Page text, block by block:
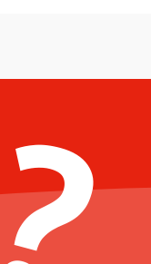
проблемы
коммуникаций и